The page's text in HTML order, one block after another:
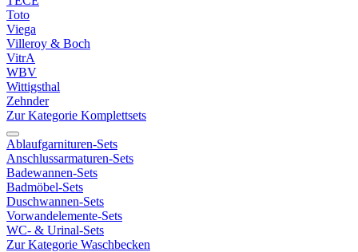
Toto
Viega
Villeroy & Boch
VitrA
WBV
Wittigsthal
Zehnder
Zur Kategorie Komplettsets
Ablaufgarnituren-Sets
Anschlussarmaturen-Sets
Badewannen-Sets
Badmöbel-Sets
Duschwannen-Sets
Vorwandelemente-Sets
WC- & Urinal-Sets
Zur Kategorie Waschbecken